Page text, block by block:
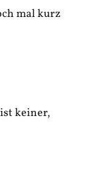
mal kurz
keiner,